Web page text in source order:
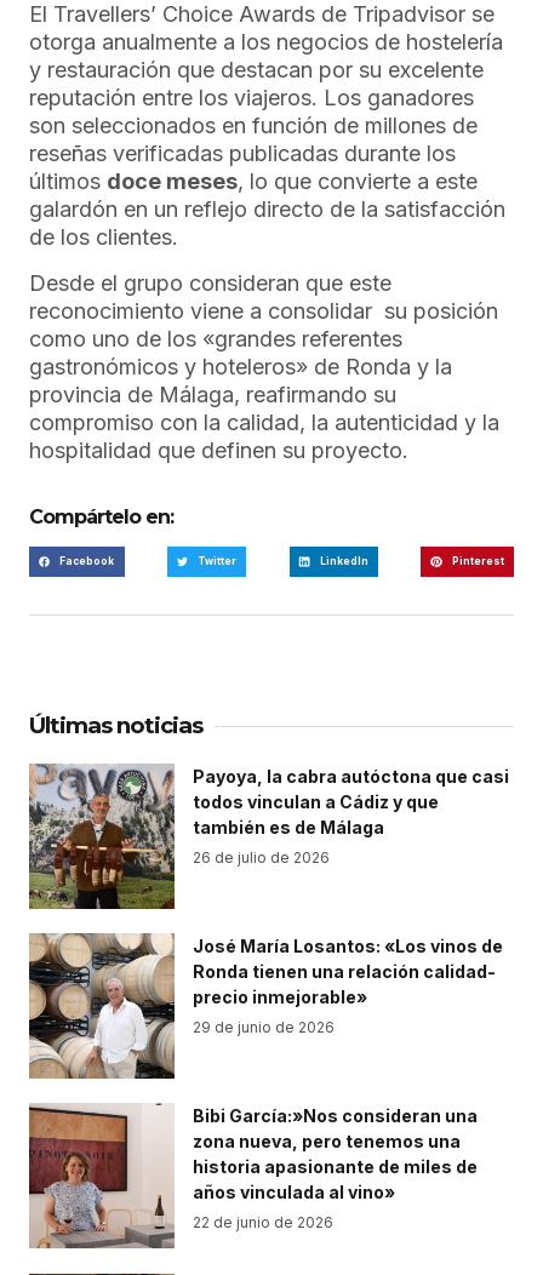
El Travellers’ Choice Awards de Tripadvisor se
otorga anualmente a los negocios de hostelería
y restauración que destacan por su excelente
reputación entre los viajeros. Los ganadores
son seleccionados en función de millones de
reseñas verificadas publicadas durante los
últimos doce meses, lo que convierte a este
galardón en un reflejo directo de la satisfacción
de los clientes.
Desde el grupo consideran que este
reconocimiento viene a consolidar su posición
como uno de los «grandes referentes
gastronómicos y hoteleros» de Ronda y la
provincia de Málaga, reafirmando su
compromiso con la calidad, la autenticidad y la
hospitalidad que definen su proyecto.
Compártelo en:
Facebook Twitter LinkedIn Pinterest
Últimas noticias
Payoya, la cabra autóctona que casi
todos vinculan a Cádiz y que
también es de Málaga
26 de julio de 2026
José María Losantos: «Los vinos de
Ronda tienen una relación calidad-
precio inmejorable»
29 de junio de 2026
Bibi García:»Nos consideran una
zona nueva, pero tenemos una
historia apasionante de miles de
años vinculada al vino»
22 de junio de 2026